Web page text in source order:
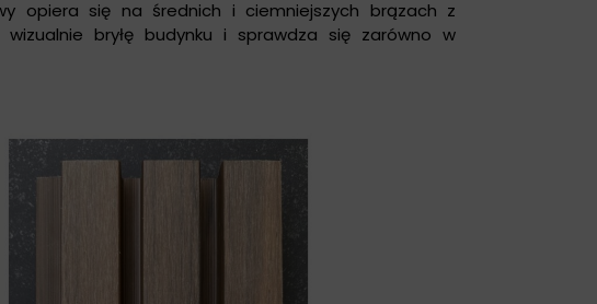
opiera się na średnich i ciemniejszych brązach z
bryłę budynku i sprawdza się zarówno w